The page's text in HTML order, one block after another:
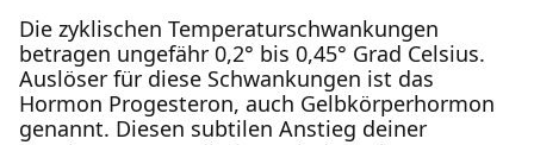
Die zyklischen Temperaturschwankungen
betragen ungefähr 0,2° bis 0,45° Grad Celsius.
Auslöser für diese Schwankungen ist das
Hormon Progesteron, auch Gelbkörperhormon
genannt. Diesen subtilen Anstieg deiner